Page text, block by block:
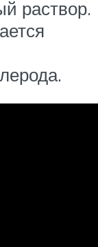
раствор.